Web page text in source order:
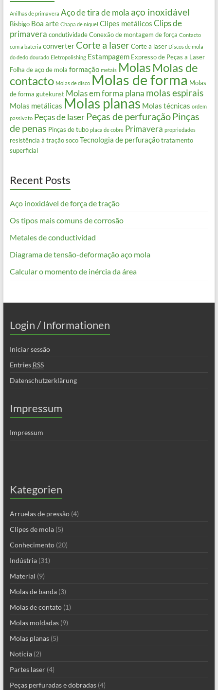
Anilhas de primavera Aço de tira de mola aço inoxidável
Bisbigo Boa arte Chapa de níquel Clipes metálicos Clips de
primavera condutividade Conexão de montagem de força Contacto
com a bateria converter Corte a laser Corte a laser Discos de mola
do dedo dourado Eletropolishing Estampagem Expresso de Peças a Laser
Folha de aço de mola formação metais Molas Molas de
contacto Molas de disco Molas de forma Molas
de forma gutekunst Molas em forma plana molas espirais
Molas metálicas Molas planas Molas técnicas ordem
passivato Peças de laser Peças de perfuração Pinças
de penas Pinças de tubo placa de cobre Primavera propriedades
resistência à tração soco Tecnologia de perfuração tratamento
superficial
Recent Posts
Aço inoxidável de força de tração
Os tipos mais comuns de corrosão
Metales de conductividad
Diagrama de tensão-deformação aço mola
Calcular o momento de inércia da área
Login / Informationen
Iniciar sessão
Entries RSS
Datenschutzerklärung
Impressum
Impressum
Kategorien
Arruelas de pressão(4)
Clipes de mola(5)
Conhecimento(20)
Indústria(31)
Material (9)
Molas de banda(3)
Molas de contato(1)
Molas moldadas(9)
Molas planas(5)
Notícia(2)
Partes laser(4)
Peças perfuradas e dobradas(4)